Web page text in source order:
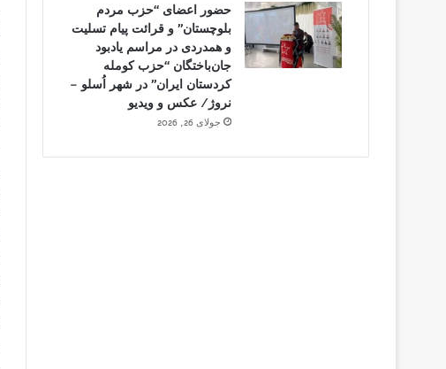
حضور اعضای “حزب مردم
بلوچستان” و قرائت پیام تسلیت
و همدردی در مراسم یادبود
جان‌باختگان “حزب کومله
کردستان ایران” در شهر اُسلو –
نروژ/ عکس و ویدیو
جولای 26, 2026